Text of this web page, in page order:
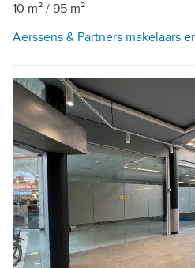
10 m² / 95 m²
Aerssens & Partners makelaars